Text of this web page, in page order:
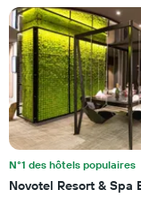
pour
ce
soir
trouvé
au
cours
des
3
derniers
jours
Sur
le
graphique,
1
axe
X
indiquent
les
catégories
d'hôtels
par
N°1 des hôtels populaires
Novotel Resort & Spa